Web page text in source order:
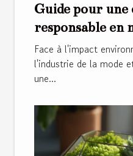
Guide pour
responsable en
et de beauté
Face à l'impact
l'industrie de la mode
une...